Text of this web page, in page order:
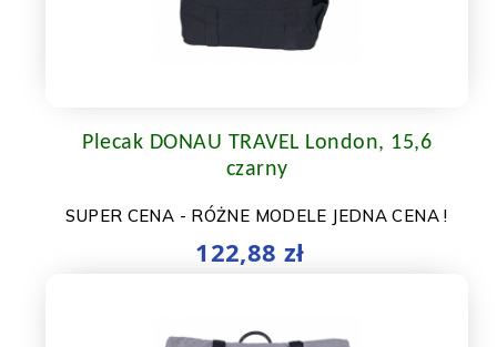
Plecak DONAU TRAVEL London, 15,6
czarny
SUPER CENA - RÓŻNE MODELE JEDNA CENA !
122,88 zł